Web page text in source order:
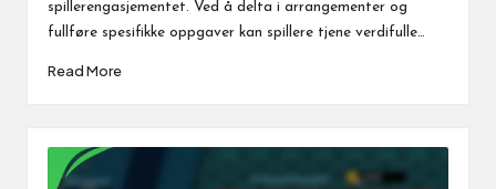
spillerengasjementet. Ved å delta i arrangementer og
fullføre spesifikke oppgaver kan spillere tjene verdifulle…
Read More